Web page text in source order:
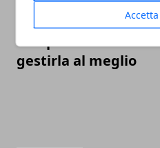
SEO per e-
gestirla al meglio